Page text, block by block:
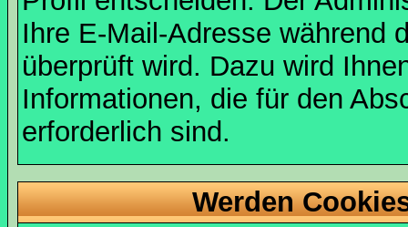
Ihre E-Mail-Adresse während
überprüft wird. Dazu wird
Informationen, die für den
erforderlich sind.
Werden